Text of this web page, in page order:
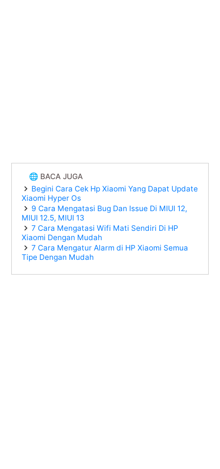
🌐 BACA JUGA
Begini Cara Cek Hp Xiaomi Yang Dapat Update
Xiaomi Hyper Os
9 Cara Mengatasi Bug Dan Issue Di MIUI 12,
MIUI 12.5, MIUI 13
7 Cara Mengatasi Wifi Mati Sendiri Di HP
Xiaomi Dengan Mudah
7 Cara Mengatur Alarm di HP Xiaomi Semua
Tipe Dengan Mudah